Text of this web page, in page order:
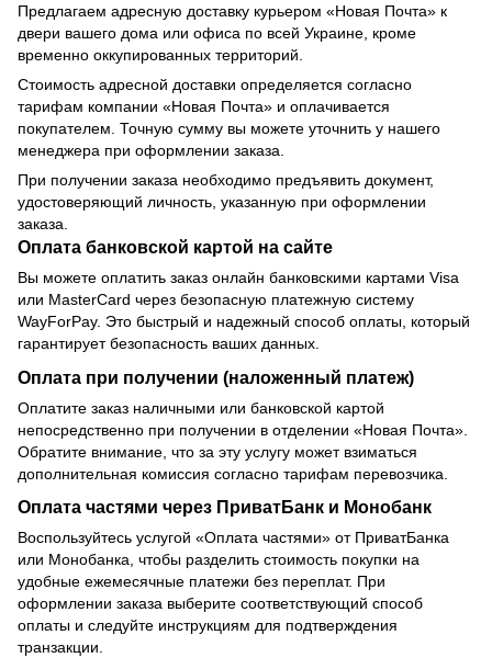
Предлагаем адресную доставку курьером «Новая Почта» к
двери вашего дома или офиса по всей Украине, кроме
временно оккупированных территорий.
Стоимость адресной доставки определяется согласно
тарифам компании «Новая Почта» и оплачивается
покупателем. Точную сумму вы можете уточнить у нашего
менеджера при оформлении заказа.
При получении заказа необходимо предъявить документ,
удостоверяющий личность, указанную при оформлении
заказа.
Оплата банковской картой на сайте
Вы можете оплатить заказ онлайн банковскими картами Visa
или MasterCard через безопасную платежную систему
WayForPay. Это быстрый и надежный способ оплаты, который
гарантирует безопасность ваших данных.
Оплата при получении (наложенный платеж)
Оплатите заказ наличными или банковской картой
непосредственно при получении в отделении «Новая Почта».
Обратите внимание, что за эту услугу может взиматься
дополнительная комиссия согласно тарифам перевозчика.
Оплата частями через ПриватБанк и Монобанк
Воспользуйтесь услугой «Оплата частями» от ПриватБанка
или Монобанка, чтобы разделить стоимость покупки на
удобные ежемесячные платежи без переплат. При
оформлении заказа выберите соответствующий способ
оплаты и следуйте инструкциям для подтверждения
транзакции.